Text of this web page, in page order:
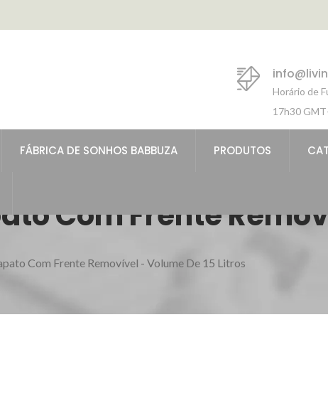
Horário de
17h30
FÁBRICA DE SONHOS BABBUZA PRODUTOS
Com Frente
Com Frente Removível - Volume De 15 Litros